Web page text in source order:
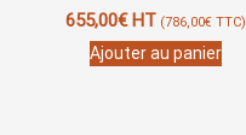
655,00€HT (786,00€ TTC)
Ajouter au panier